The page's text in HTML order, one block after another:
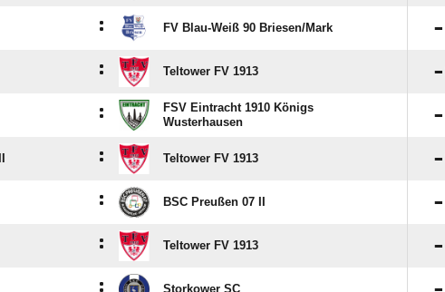
: FV Blau-Weiß 90 Briesen/​Mark 
: Teltower FV 1913 
:
FSV Eintracht 1910 Königs
Wusterhausen

: Teltower FV 1913 
: BSC Preußen 07 II 
: Teltower FV 1913 
: Storkower SC